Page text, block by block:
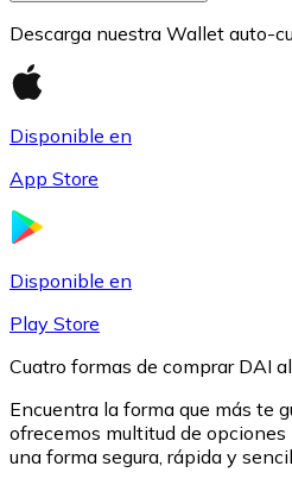
Descarga nuestra Wallet auto-
Disponible en
App Store
Disponible en
Play Store
Cuatro formas de comprar DAI
Encuentra la forma que más te
ofrecemos multitud de opciones
una forma segura, rápida y